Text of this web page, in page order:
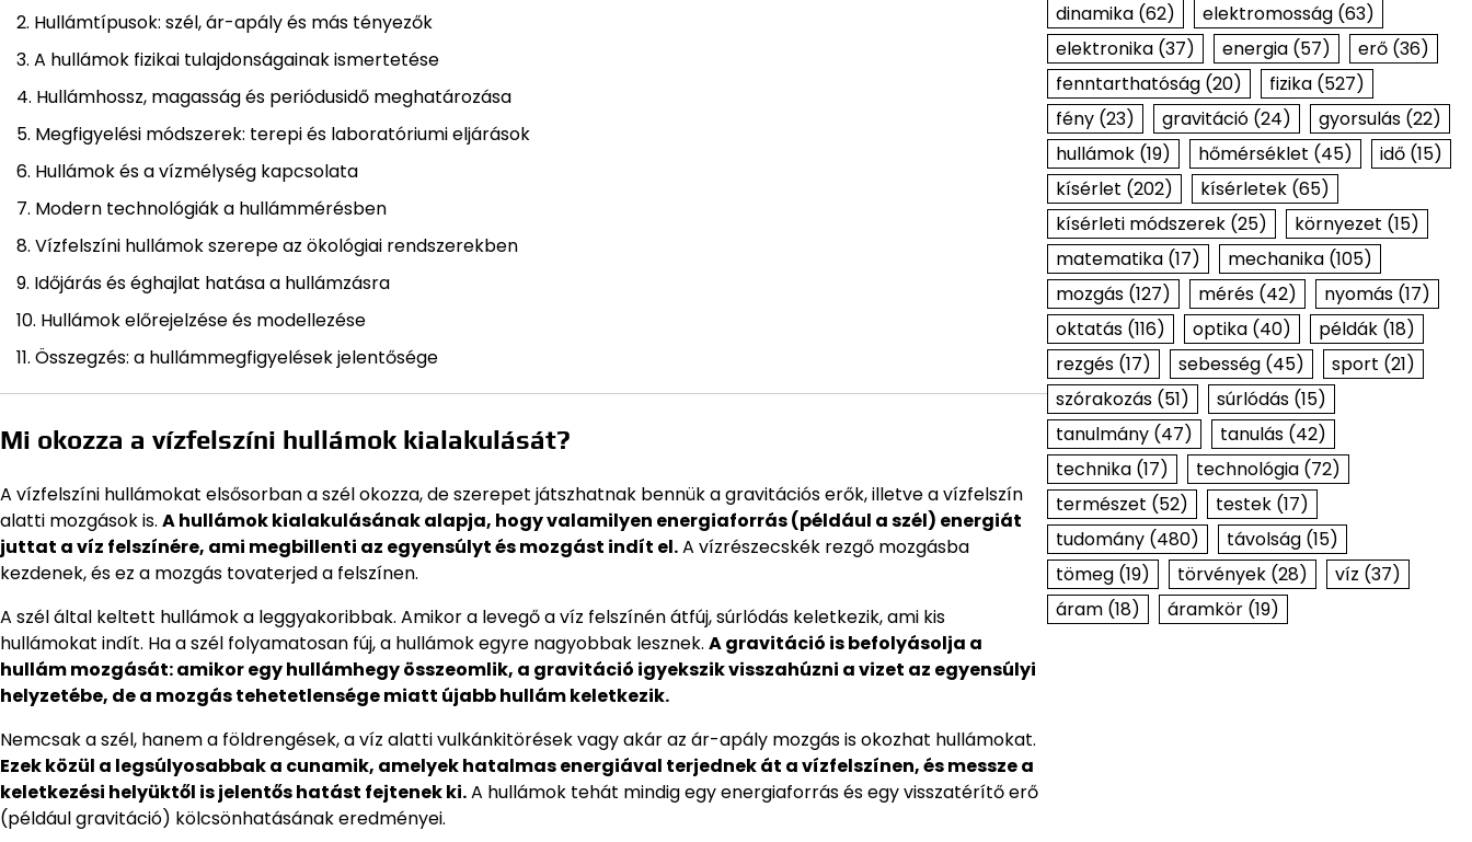
Hullámtípusok: szél, ár-apály és más tényezők
A hullámok fizikai tulajdonságainak ismertetése
Hullámhossz, magasság és periódusidő meghatározása
Megfigyelési módszerek: terepi és laboratóriumi eljárások
Hullámok és a vízmélység kapcsolata
Modern technológiák a hullámmérésben
Vízfelszíni hullámok szerepe az ökológiai rendszerekben
Időjárás és éghajlat hatása a hullámzásra
Hullámok előrejelzése és modellezése
Összegzés: a hullámmegfigyelések jelentősége
Mi okozza a vízfelszíni hullámok kialakulását?
A vízfelszíni hullámokat elsősorban a szél okozza, de szerepet játszhatnak bennük a gravitációs erők, illetve a vízfelszín
alatti mozgások is. A hullámok kialakulásának alapja, hogy valamilyen energiaforrás (például a szél) energiát
juttat a víz felszínére, ami megbillenti az egyensúlyt és mozgást indít el.A vízrészecskék rezgő mozgásba
kezdenek, és ez a mozgás tovaterjed a felszínen.
A szél által keltett hullámok a leggyakoribbak. Amikor a levegő a víz felszínén átfúj, súrlódás keletkezik, ami kis
hullámokat indít. Ha a szél folyamatosan fúj, a hullámok egyre nagyobbak lesznek. A gravitáció is befolyásolja a
hullám mozgását: amikor egy hullámhegy összeomlik, a gravitáció igyekszik visszahúzni a vizet az egyensúlyi
helyzetébe, de a mozgás tehetetlensége miatt újabb hullám keletkezik.
Nemcsak a szél, hanem a földrengések, a víz alatti vulkánkitörések vagy akár az ár-apály mozgás is okozhat hullámokat.
Ezek közül a legsúlyosabbak a cunamik, amelyek hatalmas energiával terjednek át a vízfelszínen, és messze a
keletkezési helyüktől is jelentős hatást fejtenek ki.A hullámok tehát mindig egy energiaforrás és egy visszatérítő erő
(például gravitáció) kölcsönhatásának eredményei.
dinamika(62) elektromosság(63)
elektronika(37) energia(57) erő(36)
fenntarthatóság(20) fizika(527)
fény(23) gravitáció(24) gyorsulás(22)
hullámok(19) hőmérséklet (45) idő(15)
kísérlet (202) kísérletek(65)
kísérleti módszerek(25) környezet (15)
matematika(17) mechanika(105)
mozgás(127) mérés(42) nyomás(17)
oktatás(116) optika(40) példák(18)
rezgés(17) sebesség(45) sport (21)
szórakozás(51) súrlódás(15)
tanulmány(47) tanulás(42)
technika(17) technológia(72)
természet (52) testek(17)
tudomány(480) távolság(15)
tömeg(19) törvények(28) víz (37)
áram(18) áramkör(19)